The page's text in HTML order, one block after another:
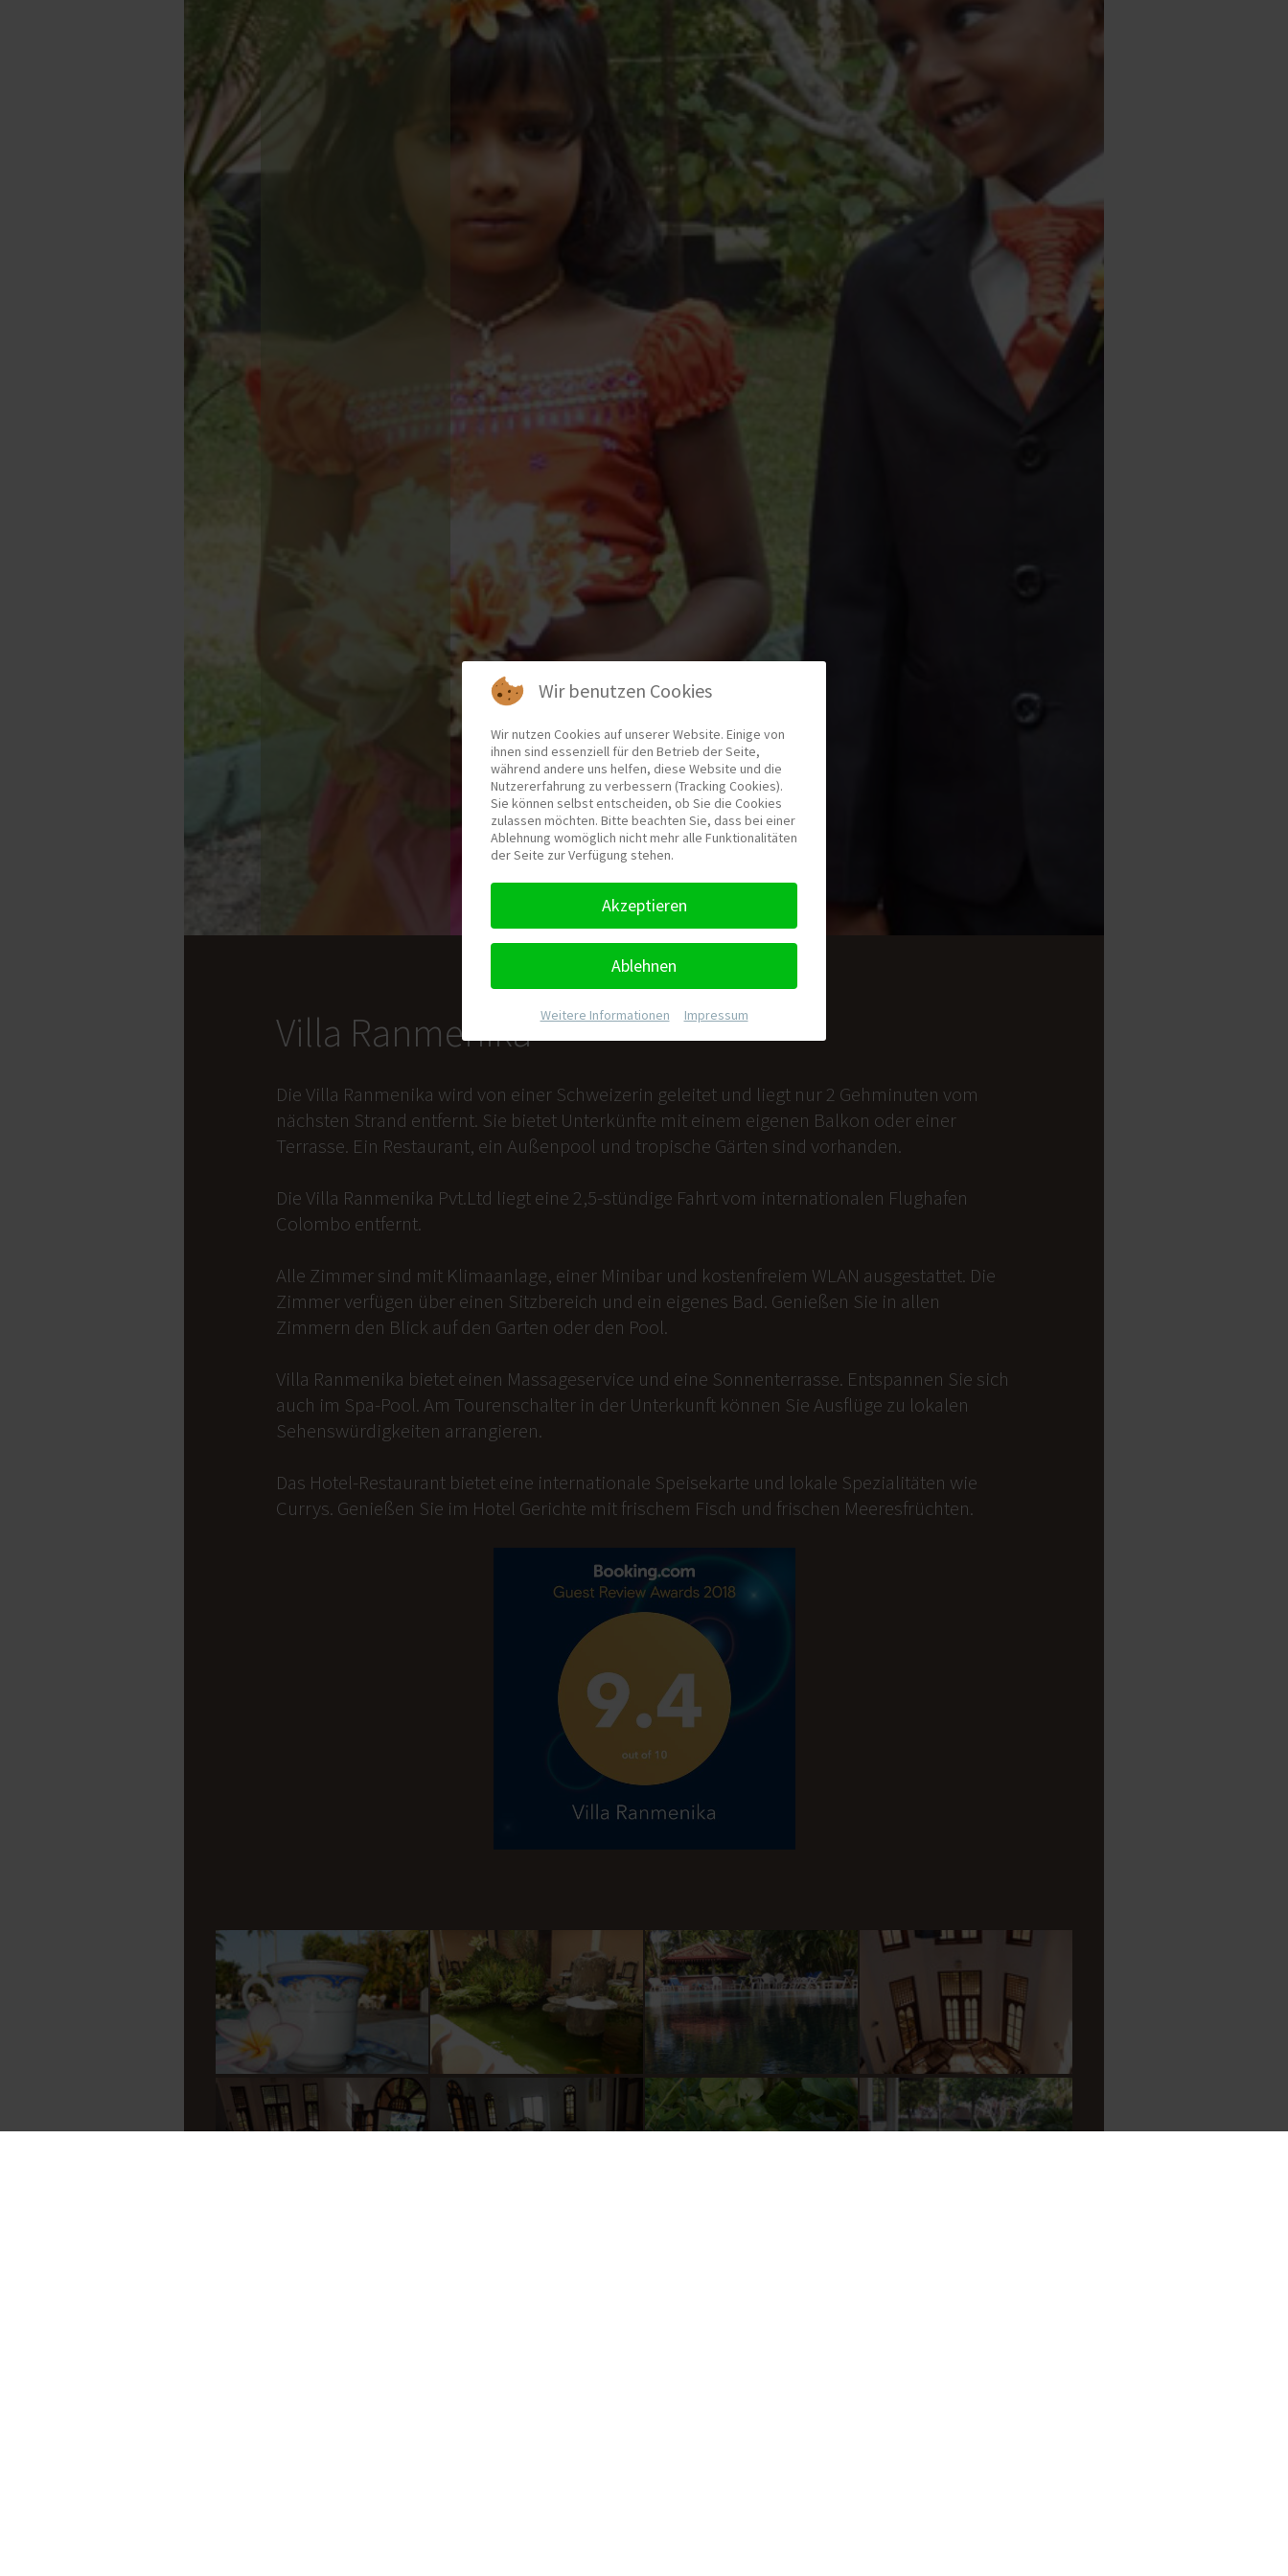
Villa Ranmenika
Die Villa Ranmenika wird von einer Schweizerin geleitet und liegt nur 2 Gehminuten vom
nächsten Strand entfernt. Sie bietet Unterkünfte mit einem eigenen Balkon oder einer
Terrasse. Ein Restaurant, ein Außenpool und tropische Gärten sind vorhanden.
Die Villa Ranmenika Pvt.Ltd liegt eine 2,5-stündige Fahrt vom internationalen Flughafen
Colombo entfernt.
Alle Zimmer sind mit Klimaanlage, einer Minibar und kostenfreiem WLAN ausgestattet. Die
Zimmer verfügen über einen Sitzbereich und ein eigenes Bad. Genießen Sie in allen
Zimmern den Blick auf den Garten oder den Pool.
Villa Ranmenika bietet einen Massageservice und eine Sonnenterrasse. Entspannen Sie sich
auch im Spa-Pool. Am Tourenschalter in der Unterkunft können Sie Ausflüge zu lokalen
Sehenswürdigkeiten arrangieren.
Das Hotel-Restaurant bietet eine internationale Speisekarte und lokale Spezialitäten wie
Currys. Genießen Sie im Hotel Gerichte mit frischem Fisch und frischen Meeresfrüchten.
Wir benutzen Cookies
Wir nutzen Cookies auf unserer Website. Einige von
ihnen sind essenziell für den Betrieb der Seite,
während andere uns helfen, diese Website und die
Nutzererfahrung zu verbessern (Tracking Cookies).
Sie können selbst entscheiden, ob Sie die Cookies
zulassen möchten. Bitte beachten Sie, dass bei einer
Ablehnung womöglich nicht mehr alle Funktionalitäten
der Seite zur Verfügung stehen.
Akzeptieren
Ablehnen
Weitere Informationen Impressum